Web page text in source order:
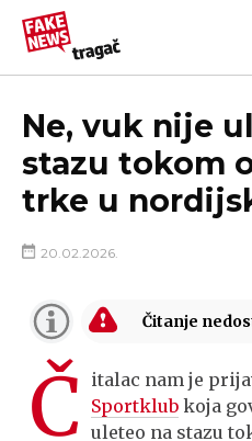
PRIJAVI LAŽNU VEST!
Ne, vuk nije
stazu tokom
trke u
20.02.2026.
Č italac nam je
Sportklub koja
uleteo na stazu